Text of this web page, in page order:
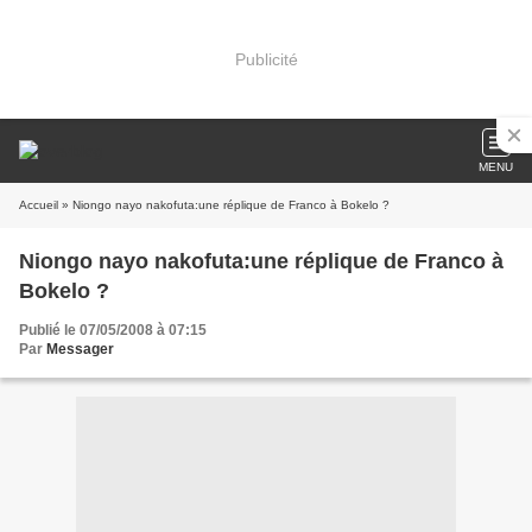
Publicité
MENU
Accueil » Niongo nayo nakofuta:une réplique de Franco à Bokelo ?
Niongo nayo nakofuta:une réplique de Franco à
Bokelo ?
Publié le 07/05/2008 à 07:15
Par Messager